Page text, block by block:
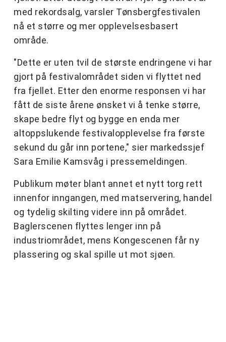
med rekordsalg, varsler Tønsbergfestivalen
nå et større og mer opplevelsesbasert
område.
"Dette er uten tvil de største endringene vi har
gjort på festivalområdet siden vi flyttet ned
fra fjellet. Etter den enorme responsen vi har
fått de siste årene ønsket vi å tenke større,
skape bedre flyt og bygge en enda mer
altoppslukende festivalopplevelse fra første
sekund du går inn portene," sier markedssjef
Sara Emilie Kamsvåg i pressemeldingen.
Publikum møter blant annet et nytt torg rett
innenfor inngangen, med matservering, handel
og tydelig skilting videre inn på området.
Baglerscenen flyttes lenger inn på
industriområdet, mens Kongescenen får ny
plassering og skal spille ut mot sjøen.